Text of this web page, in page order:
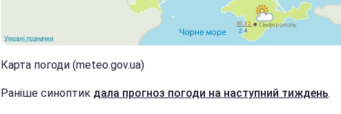
Карта погоди (meteo.gov.ua)
Раніше синоптик дала прогноз погоди на наступний тиждень.